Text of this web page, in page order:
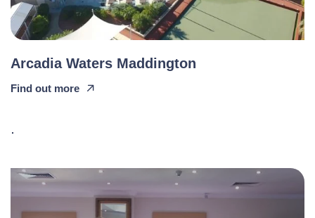
Arcadia Waters Maddington
Find out more